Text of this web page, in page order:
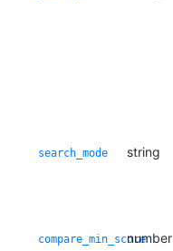
search_mode string
compare_min_scorenumber